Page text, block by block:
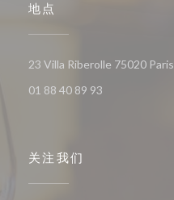
地点
23 Villa Riberolle 75020 Paris
01 88 40 89 93
关注我们